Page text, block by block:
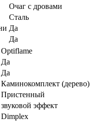
Очаг с дровами
Сталь
Да
Да
Optiflame
Да
Да
Каминокомплект (дерево)
Пристенный
звуковой эффект
Dimplex